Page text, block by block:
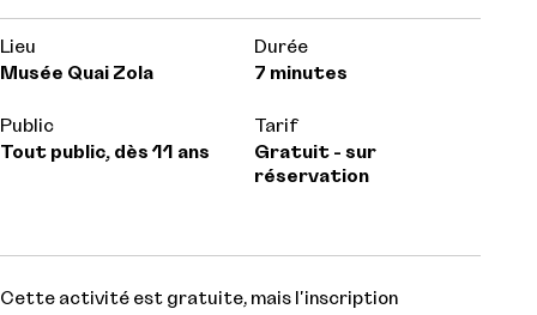
Lieu
Musée Quai Zola
Durée
7 minutes
Public
Tout public, dès 11 ans
Tarif
Gratuit - sur
réservation
Cette activité est gratuite, mais l'inscription